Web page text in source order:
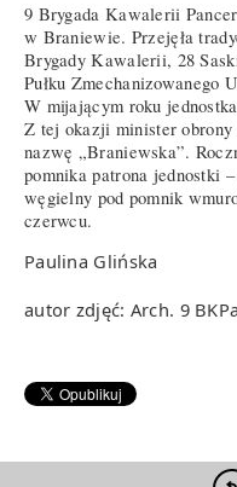
9 Brygada Kawalerii
w Braniewie. Przejęła
Brygady Kawalerii, 28
Pułku Zmechanizowanego
W mijającym roku
Z tej okazji minister obrony
nazwę „Braniewska”.
pomnika patrona jednostki
węgielny pod pomnik
czerwcu.
Paulina Glińska
autor zdjęć: Arch. 9